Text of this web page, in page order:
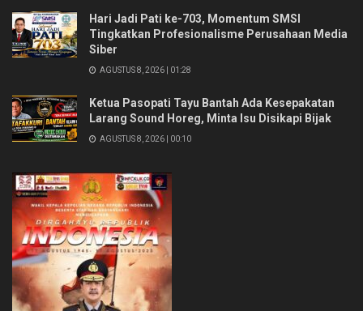
Hari Jadi Pati ke-703, Momentum SMSI
Tingkatkan Profesionalisme Perusahaan Media
Siber
AGUSTUS 8, 2026 | 01:28
Ketua Pasopati Tayu Bantah Ada Kesepakatan
Larang Sound Horeg, Minta Isu Disikapi Bijak
AGUSTUS 8, 2026 | 00:10